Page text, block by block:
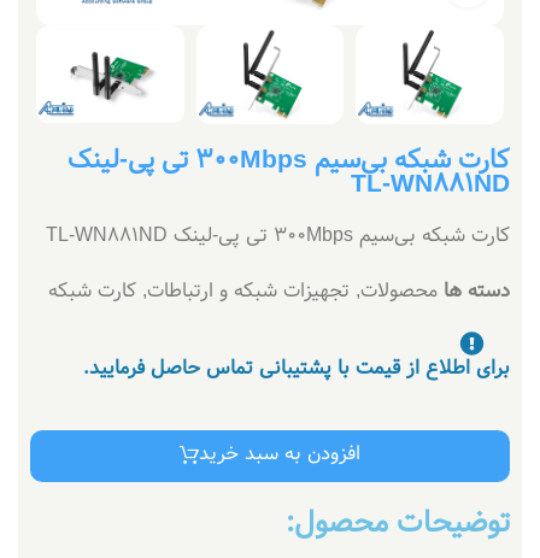
کارت شبکه بی‌سیم 300Mbps تی پی-لینک
TL-WN881ND
کارت شبکه بی‌سیم 300Mbps تی پی-لینک TL-WN881ND
دسته ها محصولات, تجهیزات شبکه و ارتباطات, کارت شبکه
برای اطلاع از قیمت با پشتیبانی تماس حاصل فرمایید.
افزودن به سبد خرید
توضیحات محصول: